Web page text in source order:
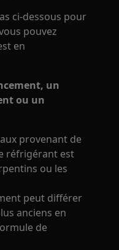
ci-dessous pour
pouvez
en
un
ou un
provenant de
réfrigérant est
ou les
peut différer
anciens en
de